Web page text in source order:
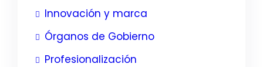
Innovación y marca
Órganos de Gobierno
Profesionalización